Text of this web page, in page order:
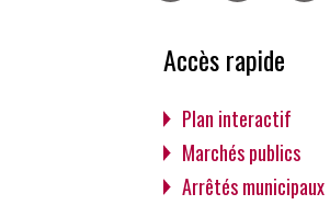
Accès rapide
Plan interactif
Marchés publics
Arrêtés municipaux